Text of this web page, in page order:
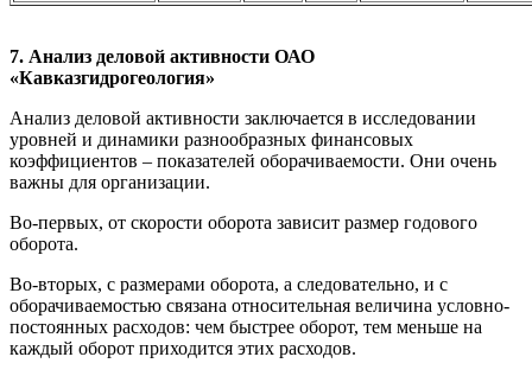
7. Анализ деловой активности ОАО
«Кавказгидрогеология»
Анализ деловой активности заключается в исследовании
уровней и динамики разнообразных финансовых
коэффициентов – показателей оборачиваемости. Они очень
важны для организации.
Во-первых, от скорости оборота зависит размер годового
оборота.
Во-вторых, с размерами оборота, а следовательно, и с
оборачиваемостью связана относительная величина условно-
постоянных расходов: чем быстрее оборот, тем меньше на
каждый оборот приходится этих расходов.